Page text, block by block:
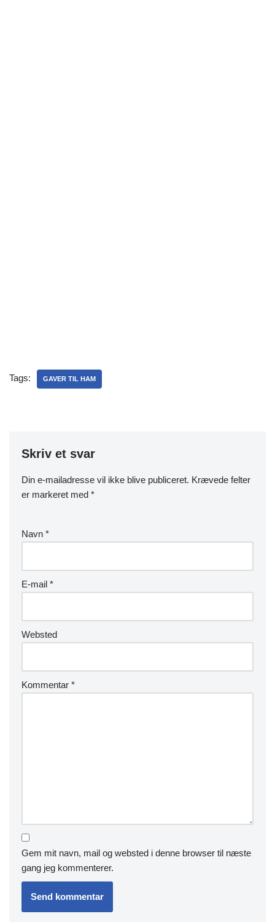
Tags: GAVER TIL HAM
Skriv et svar
Din e-mailadresse vil ikke blive publiceret. Krævede felter
er markeret med *
Navn *
E-mail *
Websted
Kommentar *
Gem mit navn, mail og websted i denne browser til næste
gang jeg kommenterer.